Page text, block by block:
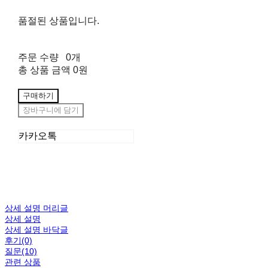
품절된 상품입니다.
주문 수량
0개
총 상품 금액 0원
구매하기
장바구니에 담기
카카오톡
상세 설명 머리글
상세 설명
상세 설명 바닥글
후기(0)
질문(10)
관련 상품